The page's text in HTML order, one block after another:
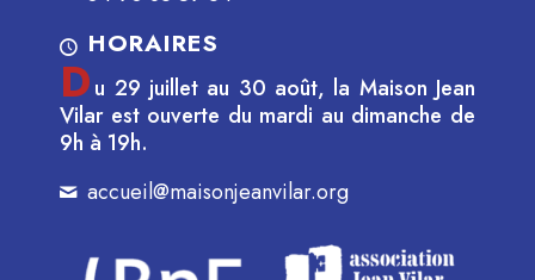
HORAIRES
Du 29 juillet au 30 août, la Maison Jean
Vilar est ouverte du mardi au dimanche de
9h à 19h.
accueil@maisonjeanvilar.org